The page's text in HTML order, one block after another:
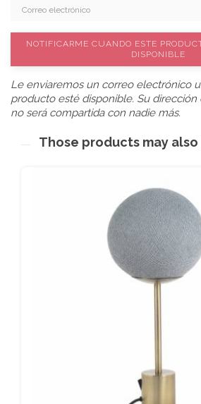
NOTIFICARME CUANDO ESTE
DISPONIBLE
Le enviaremos un correo electrónico
producto esté disponible. Su
no será compartida con nadie más.
Those products may